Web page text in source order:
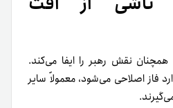
همچنان نقش رهبر را ایفا می‌کند.
فاز اصلاحی می‌شود، معمولاً سایر